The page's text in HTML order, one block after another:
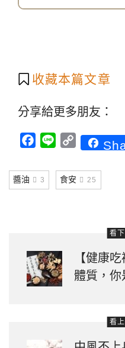
收藏本篇文章
分享給更多朋友：
Facebook
Line Copy
醬油 3 食安 25
看
【健康
體質，你
看